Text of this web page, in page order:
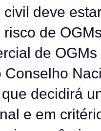
civil deve
risco de
de
Conselho
decidirá
e em